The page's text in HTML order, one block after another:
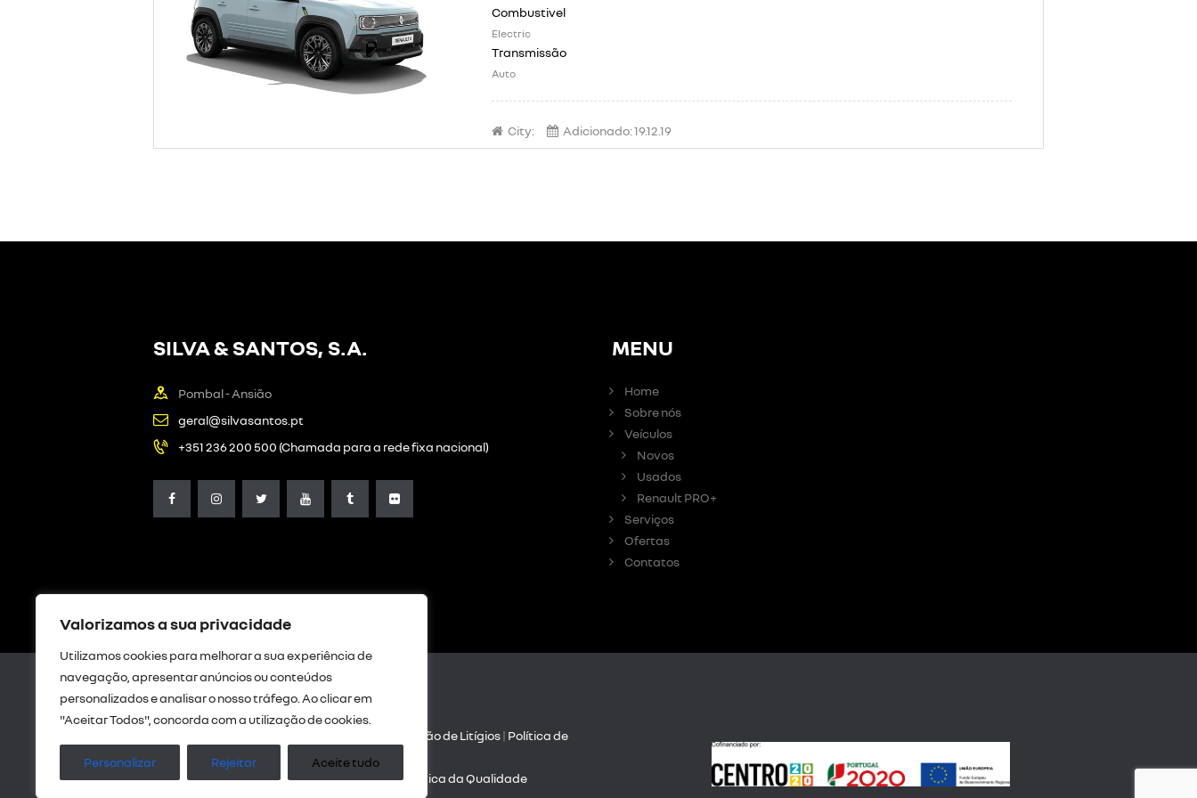
Valorizamos a sua privacidade
Utilizamos cookies para melhorar a sua experiência de
navegação, apresentar anúncios ou conteúdos
personalizados e analisar o nosso tráfego. Ao clicar em
"Aceitar Todos", concorda com a utilização de cookies.
Personalizar Rejeitar Aceite tudo
Electric
Auto
City: Adicionado:19.12.19
SILVA & SANTOS, S.A.
Pombal - Ansião
geral@silvasantos.pt
+351 236 200 500 (Chamada para a rede fixa nacional)
MENU
Home
Sobre nós
Veículos
Novos
Usados
Renault PRO+
Serviços
Ofertas
Contatos
Resolução de Litígios| Política de
privacidade
Intermediação de crédito| Política da Qualidade